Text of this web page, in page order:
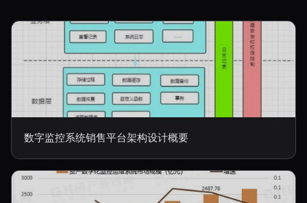
数字监控系统销售平台架构设计概要